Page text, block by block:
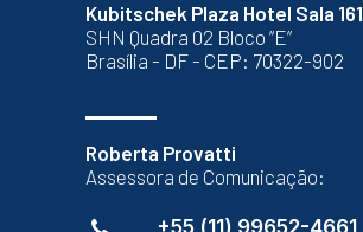
Kubitschek Plaza Hotel Sala 161
SHN Quadra 02 Bloco “E”
Brasília - DF - CEP: 70322-902
Roberta Provatti
Assessora de Comunicação:
+55 (11) 99652-4661